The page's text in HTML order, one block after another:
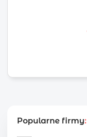
Popularne firmy: